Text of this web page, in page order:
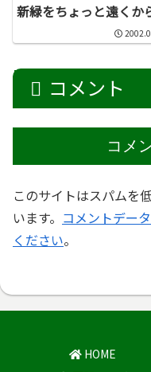
新緑をちょっと遠くか
コメント
コメ
このサイトはスパムを
います。 コメントデー
ください。
HOME